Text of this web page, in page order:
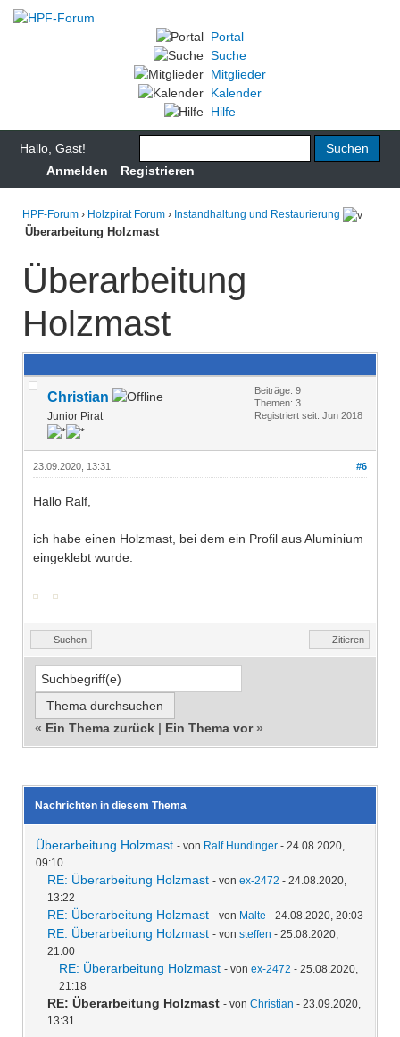
Portal
Suche
Mitglieder
Kalender
Hilfe
Hallo, Gast!
Anmelden
Registrieren
HPF-Forum › Holzpirat Forum › Instandhaltung und Restaurierung
Überarbeitung Holzmast
Überarbeitung
Holzmast
Christian
Junior Pirat
Beiträge: 9
Themen: 3
Registriert seit: Jun 2018
#6
23.09.2020, 13:31
Hallo Ralf,
ich habe einen Holzmast, bei dem ein Profil aus Aluminium
eingeklebt wurde:
Suchen Zitieren
« Ein Thema zurück | Ein Thema vor»
Nachrichten in diesem Thema
Überarbeitung Holzmast - von Ralf Hundinger - 24.08.2020,
09:10
RE: Überarbeitung Holzmast - von ex-2472 - 24.08.2020,
13:22
RE: Überarbeitung Holzmast - von Malte - 24.08.2020, 20:03
RE: Überarbeitung Holzmast - von steffen - 25.08.2020,
21:00
RE: Überarbeitung Holzmast - von ex-2472 - 25.08.2020,
21:18
RE: Überarbeitung Holzmast - von Christian - 23.09.2020,
13:31